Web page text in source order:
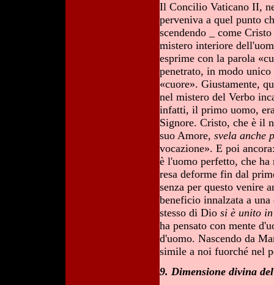
Il Concilio Vaticano II,
perveniva a quel punto
scendendo _ come
mistero interiore
esprime con la parola
penetrato, in modo
«cuore». Giustamente,
nel mistero del Verbo
infatti, il primo uomo,
Signore. Cristo, che è il
suo Amore, svela anche
vocazione». E poi
è l'uomo perfetto, che
resa deforme fin dal
senza per questo venire
beneficio innalzata a
stesso di Diosi è unito
ha pensato con mente
d'uomo. Nascendo da
simile a noi fuorché nel
9. Dimensione divina